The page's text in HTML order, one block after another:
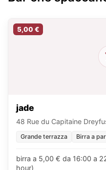
5,00 €
jade
48 Rue du Capitaine
Grande terrazza Birra a
birra a 5,00 € da 16:00 a
hour)